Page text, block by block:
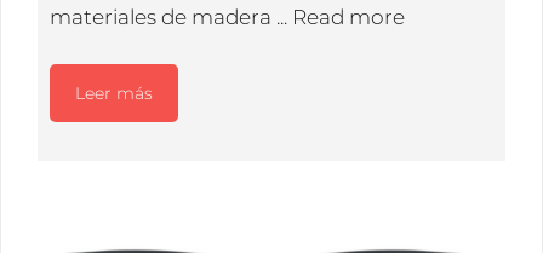
materiales de madera ... Read more
Leer más